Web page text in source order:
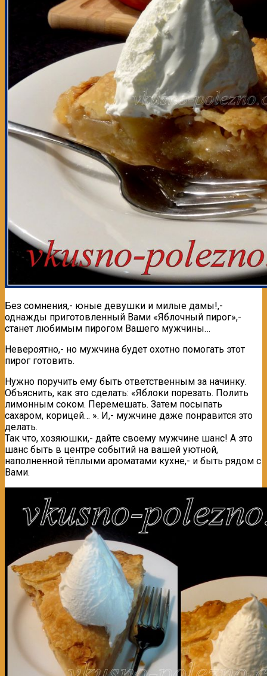
Без сомнения,- юные девушки и милые дамы!,-
однажды приготовленный Вами «Яблочный пирог»,-
станет любимым пирогом Вашего мужчины…
Невероятно,- но мужчина будет охотно помогать этот
пирог готовить.
Нужно поручить ему быть ответственным за начинку.
Объяснить, как это сделать: «Яблоки порезать. Полить
лимонным соком. Перемешать. Затем посыпать
сахаром, корицей… ». И,- мужчине даже понравится это
делать.
Так что, хозяюшки,- дайте своему мужчине шанс! А это
шанс быть в центре событий на вашей уютной,
наполненной тёплыми ароматами кухне,- и быть рядом с
Вами.